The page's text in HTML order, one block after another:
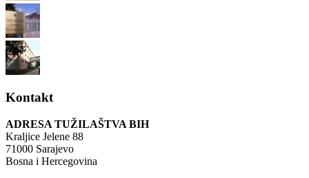
Kontakt
ADRESA TUŽILAŠTVA BIH
Kraljice Jelene 88
71000 Sarajevo
Bosna i Hercegovina